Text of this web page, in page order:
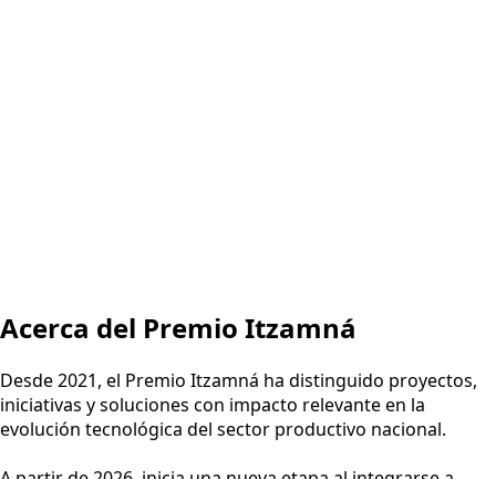
Acerca del Premio Itzamná
Desde 2021, el Premio Itzamná ha distinguido proyectos,
iniciativas y soluciones con impacto relevante en la
evolución tecnológica del sector productivo nacional.